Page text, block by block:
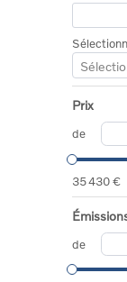
Prix
de
35 430 €
de